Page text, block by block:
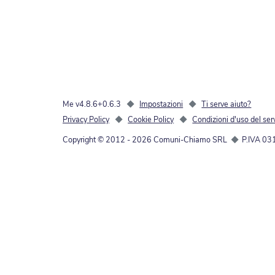
Me v4.8.6+0.6.3 ◆ Impostazioni ◆ Ti serve aiuto?
Privacy Policy ◆ Cookie Policy ◆ Condizioni d'uso del
Copyright © 2012 - 2026 Comuni-Chiamo SRL ◆ P.IVA